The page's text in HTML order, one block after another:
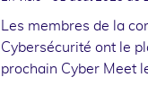
Les membres de la
Cybersécurité ont le
prochain Cyber Meet